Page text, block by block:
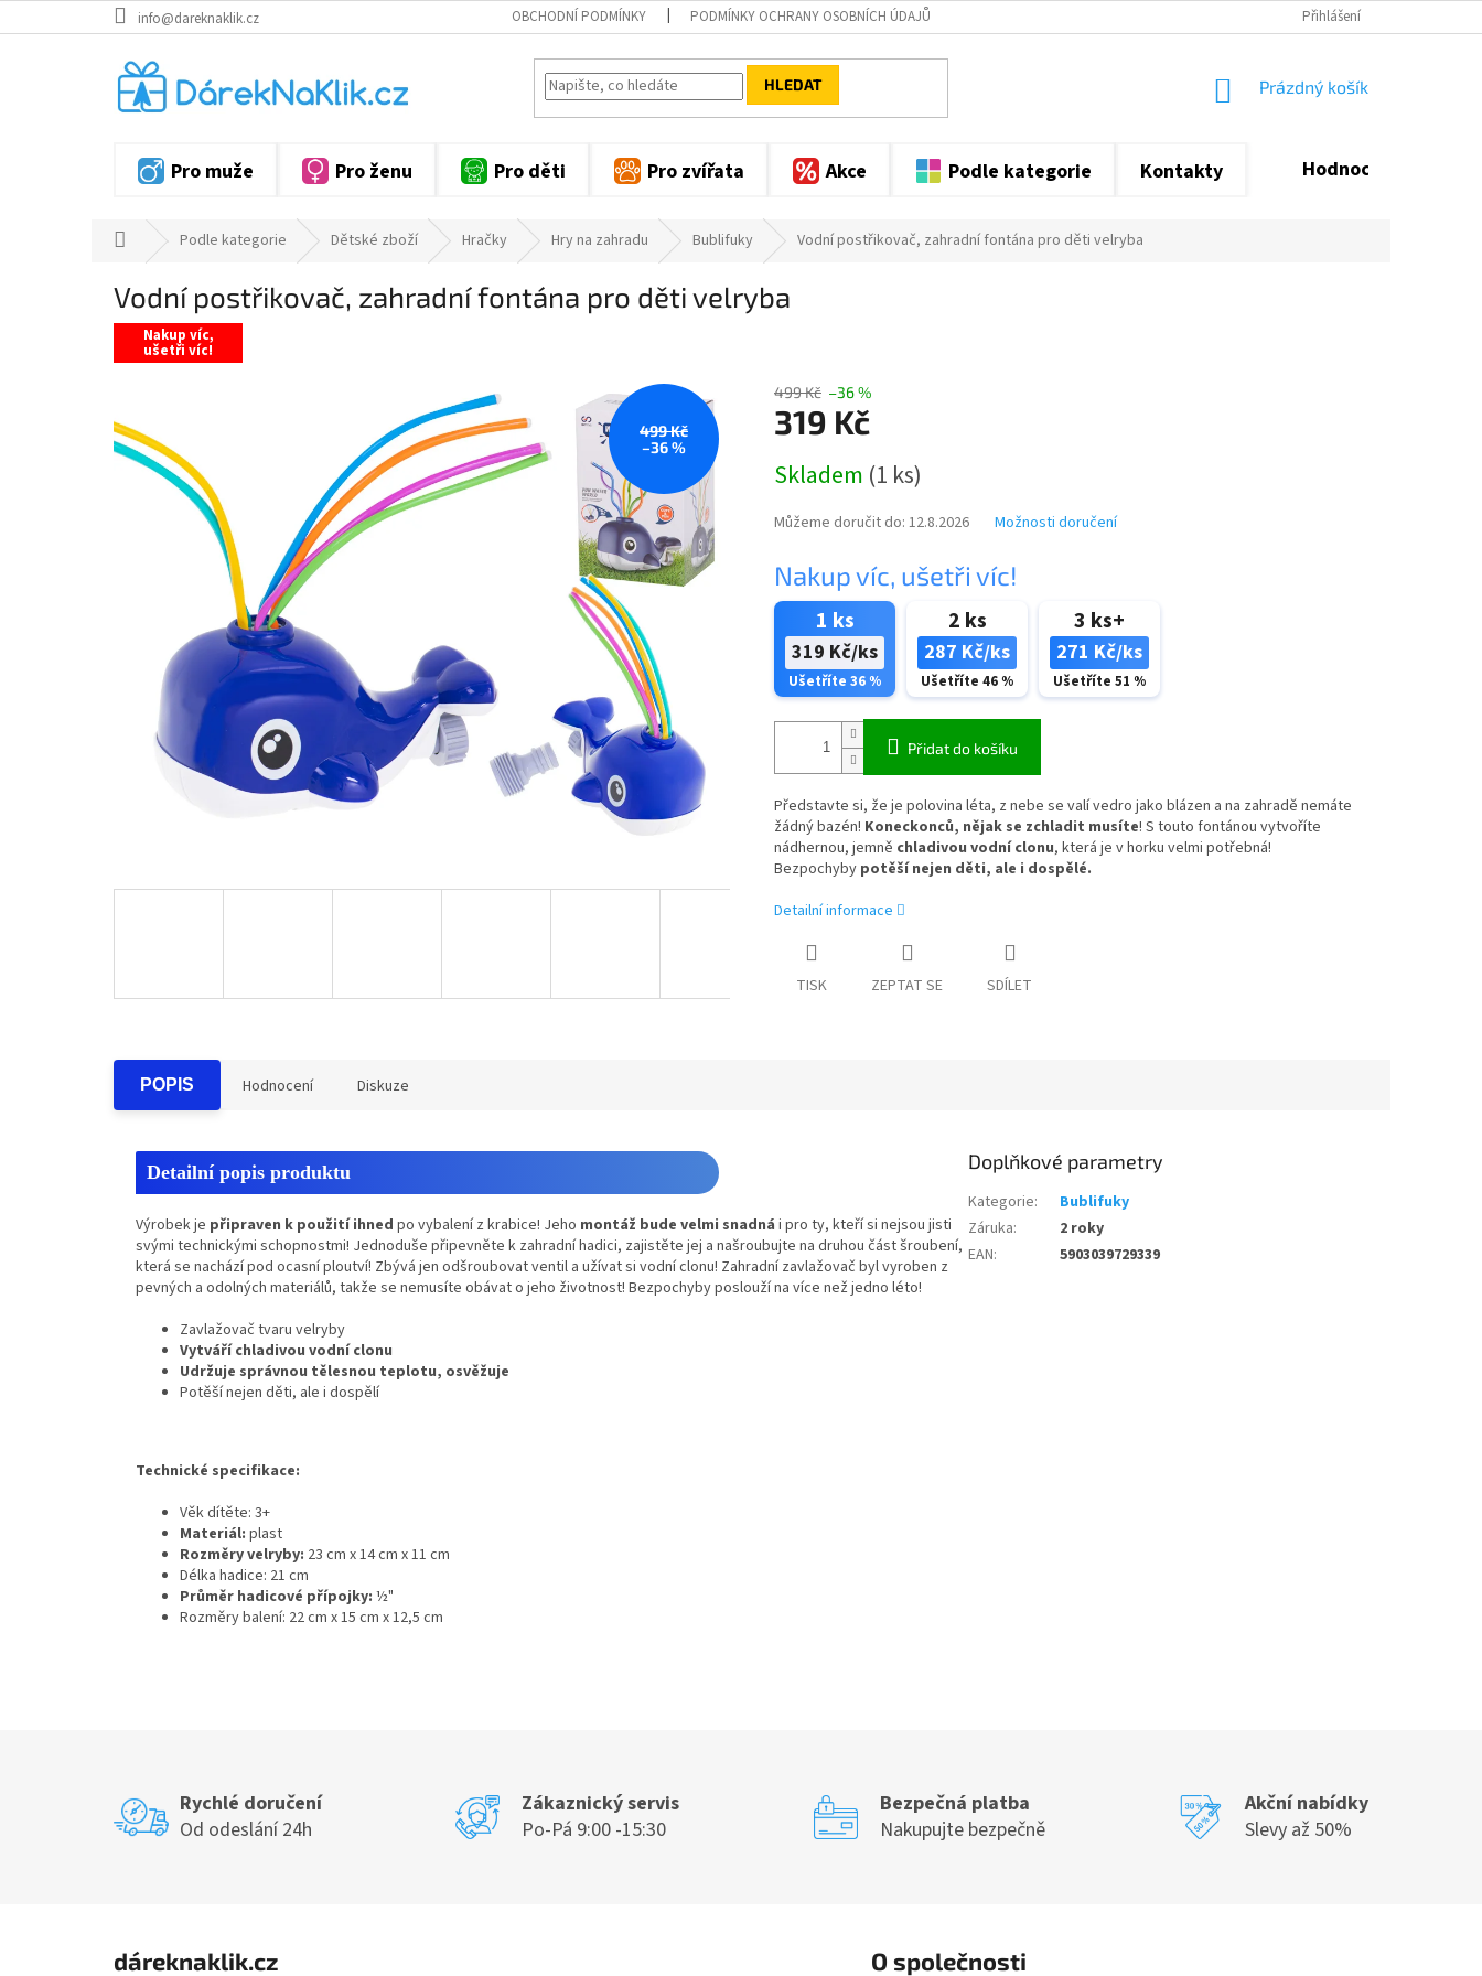
na
info@dareknaklik.cz OBCHODNÍ PODMÍNKY PODMÍNKY OCHRANY OSOBNÍCH ÚDAJŮ Přihlášení
HLEDAT
NÁKUPNÍ
Prázdný košík
Pro muže Pro ženu Pro děti Pro zvířata Akce Podle kategorie Kontakty Hodnocení obchodu
Domů Podle kategorie Dětské zboží Hračky Hry na zahradu Bublifuky Vodní postřikovač, zahradní fontána pro děti velryba
Vodní postřikovač, zahradní fontána pro děti velryba
Nakup víc,
ušetři víc!
499 Kč
–36 %
499 Kč –36 %
319 Kč
cena:
Skladem (1 ks)
Můžeme doručit do: 12.8.2026 Možnosti doručení
Nakup víc, ušetři víc!
1 ks
319 Kč/ks
Ušetříte 36 %
2 ks
287 Kč/ks
Ušetříte 46 %
3 ks+
271 Kč/ks
Ušetříte 51 %
Přidat do košíku
Představte si, že je polovina léta, z nebe se valí vedro jako blázen a na zahradě nemáte
žádný bazén! Koneckonců, nějak se zchladit musíte! S touto fontánou vytvoříte
nádhernou, jemně chladivou vodní clonu, která je v horku velmi potřebná!
Bezpochyby potěší nejen děti, ale i dospělé.
Detailní informace
TISK ZEPTAT SE SDÍLET
POPIS Hodnocení Diskuze
Detailní popis produktu
Výrobek je připraven k použití ihned po vybalení z krabice! Jeho montáž bude velmi snadná i pro ty, kteří si nejsou jisti
svými technickými schopnostmi! Jednoduše připevněte k zahradní hadici, zajistěte jej a našroubujte na druhou část šroubení,
která se nachází pod ocasní ploutví! Zbývá jen odšroubovat ventil a užívat si vodní clonu! Zahradní zavlažovač byl vyroben z
pevných a odolných materiálů, takže se nemusíte obávat o jeho životnost! Bezpochyby poslouží na více než jedno léto!
Zavlažovač tvaru velryby
Vytváří chladivou vodní clonu
Udržuje správnou tělesnou teplotu, osvěžuje
Potěší nejen děti, ale i dospělí
Technické specifikace:
Věk dítěte: 3+
Materiál: plast
Rozměry velryby: 23 cm x 14 cm x 11 cm
Délka hadice: 21 cm
Průměr hadicové přípojky: ½"
Rozměry balení: 22 cm x 15 cm x 12,5 cm
Doplňkové parametry
Kategorie:
Bublifuky
Záruka:
2 roky
EAN: 5903039729339
Rychlé doručení
Od odeslání 24h
Zákaznický servis
Po-Pá 9:00 -15:30
Bezpečná platba
Nakupujte bezpečně
Akční nabídky
Slevy až 50%
dáreknaklik.cz O společnosti